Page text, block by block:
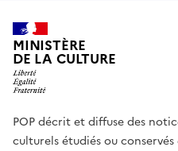
MINISTÈRE
DE LA CULTURE
POP décrit et diffuse des
culturels étudiés ou